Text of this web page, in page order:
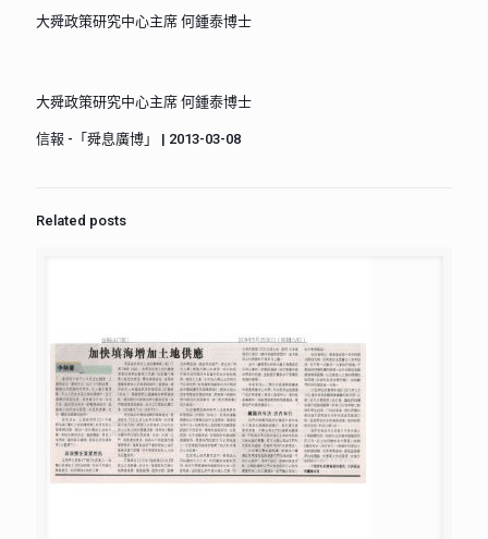
大舜政策研究中心主席 何鍾泰博士
大舜政策研究中心主席 何鍾泰博士
信報 -「舜息廣博」 | 2013-03-08
Related posts